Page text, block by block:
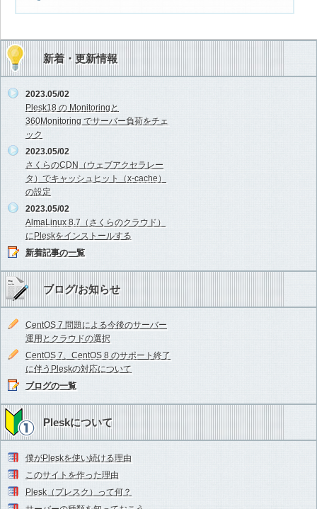
新着・更新情報
2023.05/02
Plesk18 の Monitoringと
360Monitoring でサーバー負荷をチェ
ック
2023.05/02
さくらのCDN（ウェブアクセラレー
タ）でキャッシュヒット（x-cache）
の設定
2023.05/02
AlmaLinux 8.7（さくらのクラウド）
にPleskをインストールする
新着記事の一覧
ブログ/お知らせ
CentOS 7 問題による今後のサーバー
運用とクラウドの選択
CentOS 7、CentOS 8 のサポート終了
に伴うPleskの対応について
ブログの一覧
Pleskについて
僕がPleskを使い続ける理由
このサイトを作った理由
Plesk（プレスク）って何？